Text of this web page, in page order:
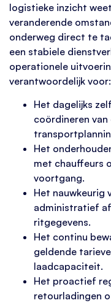
logistieke inzicht
veranderende
onderweg direct te
een stabiele
operationele
verantwoordelijk voor:
Het dagelijks
coördineren
Het
met chauffeurs
voortgang.
Het nauwkeurig
administratief
ritgegevens.
Het continu
geldende
laadcapaciteit.
Het proactief
retourladingen